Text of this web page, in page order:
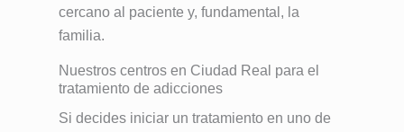
cercano al paciente y, fundamental, la
familia.
Nuestros centros en Ciudad Real para el
tratamiento de adicciones
Si decides iniciar un tratamiento en uno de